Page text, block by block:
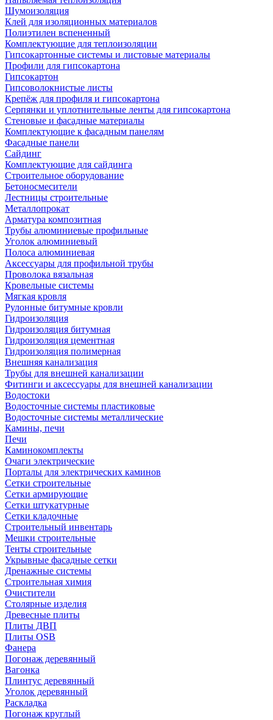
Шумоизоляция
Клей для изоляционных материалов
Полиэтилен вспененный
Комплектующие для теплоизоляции
Гипсокартонные системы и листовые материалы
Профили для гипсокартона
Гипсокартон
Гипсоволокнистые листы
Крепёж для профиля и гипсокартона
Серпянки и уплотнительные ленты для гипсокартона
Стеновые и фасадные материалы
Комплектующие к фасадным панелям
Фасадные панели
Сайдинг
Комплектующие для сайдинга
Строительное оборудование
Бетоносмесители
Лестницы строительные
Металлопрокат
Арматура композитная
Трубы алюминиевые профильные
Уголок алюминиевый
Полоса алюминиевая
Аксессуары для профильной трубы
Проволока вязальная
Кровельные системы
Мягкая кровля
Рулонные битумные кровли
Гидроизоляция
Гидроизоляция битумная
Гидроизоляция цементная
Гидроизоляция полимерная
Внешняя канализация
Трубы для внешней канализации
Фитинги и аксессуары для внешней канализации
Водостоки
Водосточные системы пластиковые
Водосточные системы металлические
Камины, печи
Печи
Каминокомплекты
Очаги электрические
Порталы для электрических каминов
Сетки строительные
Сетки армирующие
Сетки штукатурные
Сетки кладочные
Строительный инвентарь
Мешки строительные
Тенты строительные
Укрывные фасадные сетки
Дренажные системы
Строительная химия
Очистители
Столярные изделия
Древесные плиты
Плиты ДВП
Плиты OSB
Фанера
Погонаж деревянный
Вагонка
Плинтус деревянный
Уголок деревянный
Раскладка
Погонаж круглый